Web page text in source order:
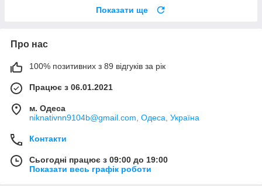
Показати ще
Про нас
100% позитивних з 89 відгуків за рік
Працює з 06.01.2021
м. Одеса
niknativnn9104b@gmail.com, Одеса, Україна
Контакти
Сьогодні працює з 09:00 до 19:00
Показати весь графік роботи